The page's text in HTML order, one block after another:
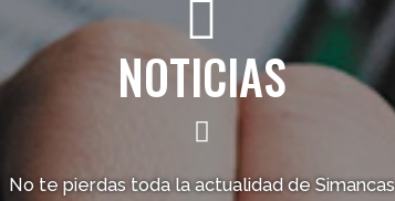
NOTICIAS
No te pierdas toda la actualidad de Simancas